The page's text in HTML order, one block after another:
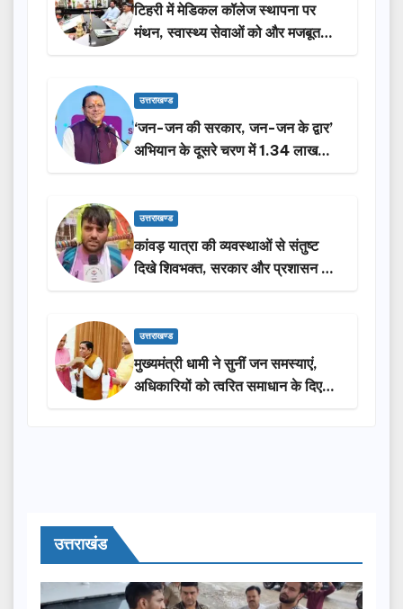
टिहरी में मेडिकल कॉलेज स्थापना पर
मंथन, स्वास्थ्य सेवाओं को और मजबूत
करेगी सरकार: मुख्यमंत्री धामी…
उत्तराखण्ड
‘जन-जन की सरकार, जन-जन के द्वार’
अभियान के दूसरे चरण में 1.34 लाख
लोगों की भागीदारी…
उत्तराखण्ड
कांवड़ यात्रा की व्यवस्थाओं से संतुष्ट
दिखे शिवभक्त, सरकार और प्रशासन की
सराहना…
उत्तराखण्ड
मुख्यमंत्री धामी ने सुनीं जन समस्याएं,
अधिकारियों को त्वरित समाधान के दिए
निर्देश
उत्तराखंड